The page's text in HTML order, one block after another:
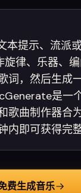
本提示、流派
律、乐器、
词，然后生成
是一
歌曲制作器合
内即可获得完
费生成音乐